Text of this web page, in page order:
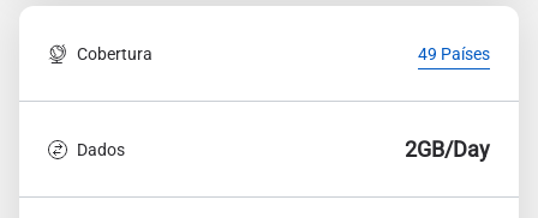
Cobertura 49 Países
Dados 2GB/Day